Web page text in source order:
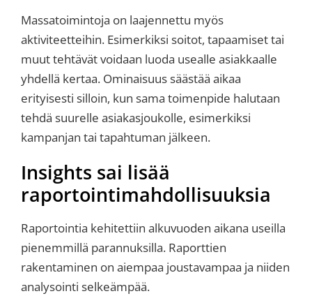
Massatoimintoja on laajennettu myös
aktiviteetteihin. Esimerkiksi soitot, tapaamiset tai
muut tehtävät voidaan luoda usealle asiakkaalle
yhdellä kertaa. Ominaisuus säästää aikaa
erityisesti silloin, kun sama toimenpide halutaan
tehdä suurelle asiakasjoukolle, esimerkiksi
kampanjan tai tapahtuman jälkeen.
Insights sai lisää
raportointimahdollisuuksia
Raportointia kehitettiin alkuvuoden aikana useilla
pienemmillä parannuksilla. Raporttien
rakentaminen on aiempaa joustavampaa ja niiden
analysointi selkeämpää.